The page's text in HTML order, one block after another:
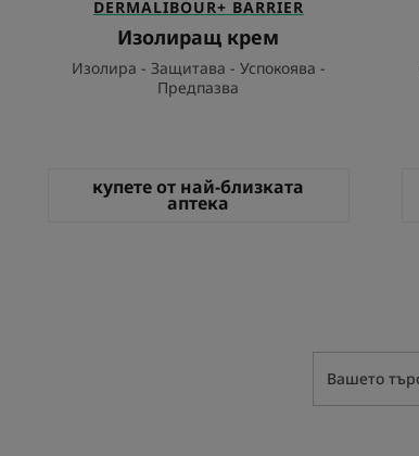
DERMALIBOUR+ BARRIER
Изолиращ крем
Изолира - Защитава - Успокоява -
Предпазва
купете от най-близката
аптека